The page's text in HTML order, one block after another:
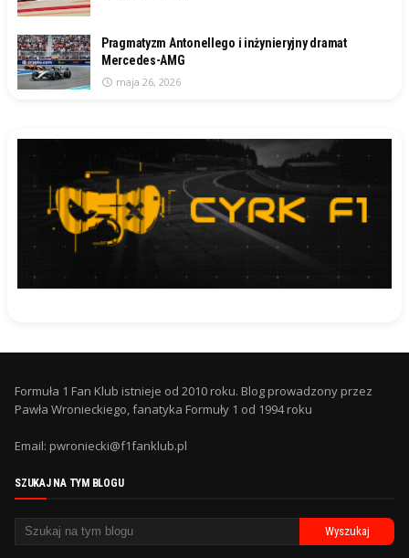
Pragmatyzm Antonellego i inżynieryjny dramat
Mercedes-AMG
maja 26, 2026
Formuła 1 Fan Klub istnieje od 2010 roku. Blog prowadzony przez
Pawła Wronieckiego, fanatyka Formuły 1 od 1994 roku
Email: pwroniecki@f1fanklub.pl
SZUKAJ NA TYM BLOGU